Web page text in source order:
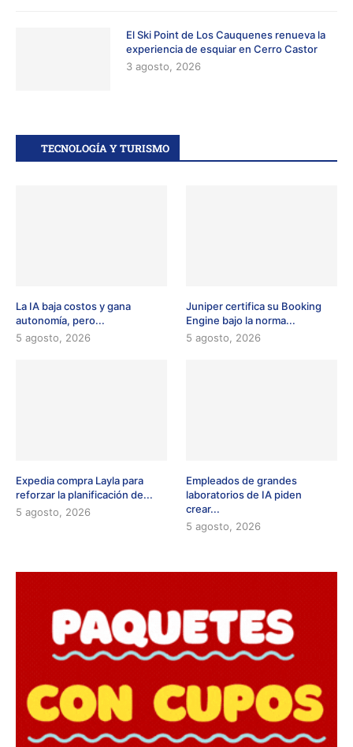
El Ski Point de Los Cauquenes renueva la
experiencia de esquiar en Cerro Castor
3 agosto, 2026
TECNOLOGÍA Y TURISMO
La IA baja costos y gana
autonomía, pero...
5 agosto, 2026
Juniper certifica su Booking
Engine bajo la norma...
5 agosto, 2026
Expedia compra Layla para
reforzar la planificación de...
5 agosto, 2026
Empleados de grandes
laboratorios de IA piden
crear...
5 agosto, 2026